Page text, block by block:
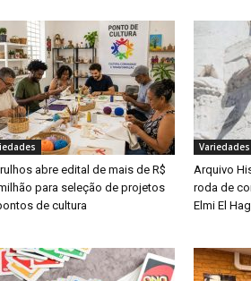
abre edital de mais de R$
para seleção de projetos
de cultura
Variedades
Arquivo
roda de
Elmi El